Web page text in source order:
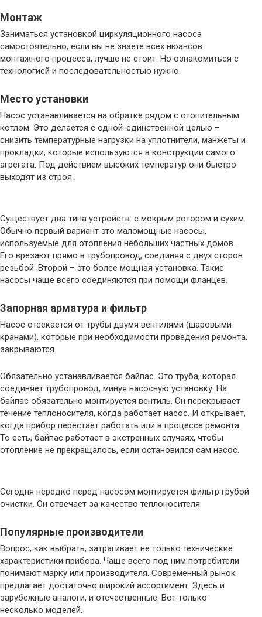
Монтаж
Заниматься установкой циркуляционного насоса
самостоятельно, если вы не знаете всех нюансов
монтажного процесса, лучше не стоит. Но ознакомиться с
технологией и последовательностью нужно.
Место установки
Насос устанавливается на обратке рядом с отопительным
котлом. Это делается с одной-единственной целью –
снизить температурные нагрузки на уплотнители, манжеты и
прокладки, которые используются в конструкции самого
агрегата. Под действием высоких температур они быстро
выходят из строя.
Существует два типа устройств: с мокрым ротором и сухим.
Обычно первый вариант это маломощные насосы,
используемые для отопления небольших частных домов.
Его врезают прямо в трубопровод, соединяя с двух сторон
резьбой. Второй – это более мощная установка. Такие
насосы чаще всего соединяются при помощи фланцев.
Запорная арматура и фильтр
Насос отсекается от трубы двумя вентилями (шаровыми
кранами), которые при необходимости проведения ремонта,
закрываются.
Обязательно устанавливается байпас. Это труба, которая
соединяет трубопровод, минуя насосную установку. На
байпас обязательно монтируется вентиль. Он перекрывает
течение теплоносителя, когда работает насос. И открывает,
когда прибор перестает работать или в процессе ремонта.
То есть, байпас работает в экстренных случаях, чтобы
отопление не прекращалось, если остановился сам насос.
Сегодня нередко перед насосом монтируется фильтр грубой
очистки. Он отвечает за качество теплоносителя.
Популярные производители
Вопрос, как выбрать, затрагивает не только технические
характеристики прибора. Чаще всего под ним потребители
понимают марку или производителя. Современный рынок
предлагает достаточно широкий ассортимент. Здесь и
зарубежные аналоги, и отечественные. Вот только
несколько моделей.